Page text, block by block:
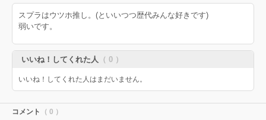
スプラはウツホ推し。(といいつつ歴代みんな好きです)
弱いです。
いいね！してくれた人 （ 0 ）
いいね！してくれた人はまだいません。
コメント （ 0 ）